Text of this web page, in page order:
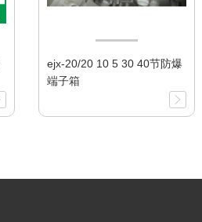
ejx-20/20 10 5 30 40节防爆
端子箱